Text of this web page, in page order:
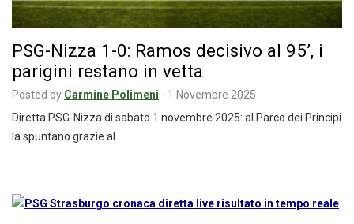
PSG-Nizza 1-0: Ramos decisivo al 95’, i
parigini restano in vetta
Posted by Carmine Polimeni - 1 Novembre 2025
Diretta PSG-Nizza di sabato 1 novembre 2025: al Parco dei Principi
la spuntano grazie al…